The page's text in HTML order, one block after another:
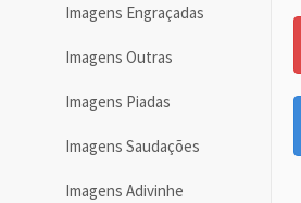
Imagens Engraçadas
Imagens Outras
Imagens Piadas
Imagens Saudações
Imagens Adivinhe